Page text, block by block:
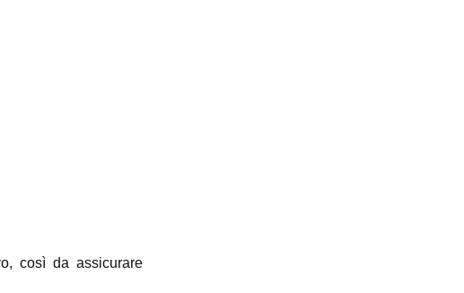
così da assicurare